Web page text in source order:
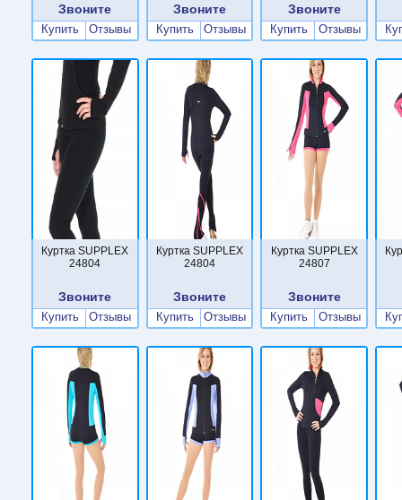
Звоните
Купить Отзывы
Звоните
Купить Отзывы
Звоните
Купить Отзывы
Куртка SUPPLEX
24804
Звоните
Купить Отзывы
Куртка SUPPLEX
24804
Звоните
Купить Отзывы
Куртка SUPPLEX
24807
Звоните
Купить Отзывы